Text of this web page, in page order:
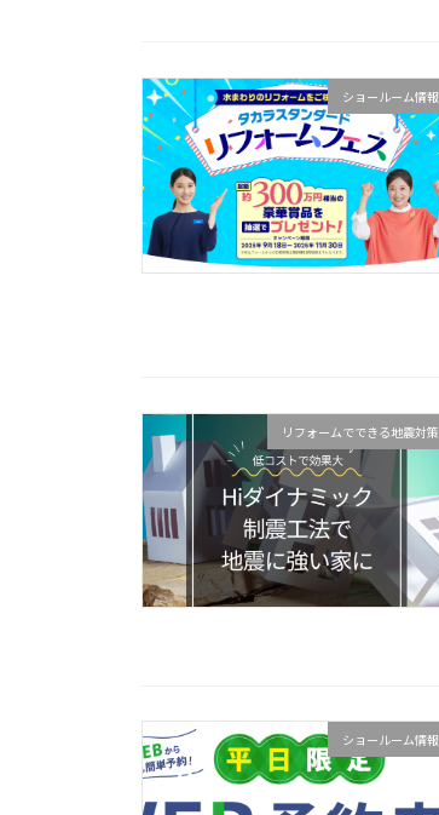
ショールーム情報
リフォームでできる地震対策
ショールーム情報